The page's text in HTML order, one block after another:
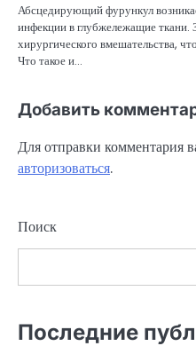
Абсцедирующий фурункул
инфекции в глубжележащие ткани.
хирургического вмешательства,
Что такое и…
Добавить
Для отправки комментария
авторизоваться.
Поиск
Последние